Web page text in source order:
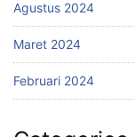
Agustus 2024
Maret 2024
Februari 2024